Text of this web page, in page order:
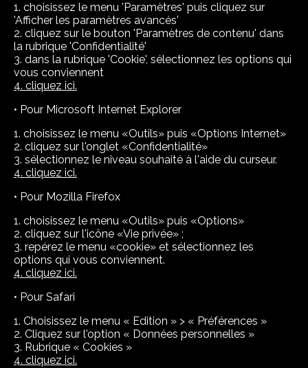
1. choisissez le menu 'Paramètres' puis cliquez sur
'Afficher les paramètres avancés'
2. cliquez sur le bouton 'Paramètres de contenu' dans
la rubrique 'Confidentialité'
3. dans la rubrique 'Cookie', sélectionnez les options qui
vous conviennent
4. cliquez ici.
• Pour Microsoft Internet Explorer
1. choisissez le menu «Outils» puis «Options Internet»
2. cliquez sur l'onglet «Confidentialité»
3. sélectionnez le niveau souhaité à l'aide du curseur.
4. cliquez ici.
• Pour Mozilla Firefox
1. choisissez le menu «Outils» puis «Options»
2. cliquez sur l'icône «Vie privée» ;
3. repérez le menu «cookie» et sélectionnez les
options qui vous conviennent.
4. cliquez ici.
• Pour Safari
1. Choisissez le menu « Edition » > « Préférences »
2. Cliquez sur l'option « Données personnelles »
3. Rubrique « Cookies »
4. cliquez ici.